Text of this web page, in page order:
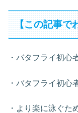
【この記事で
・バタフライ初心
・バタフライ初心
・より楽に泳ぐた